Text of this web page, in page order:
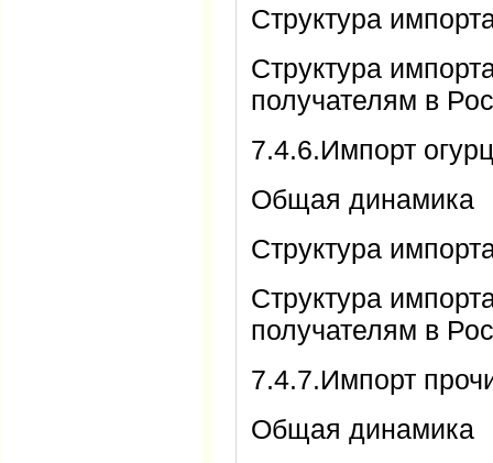
Структура
Структура
получателям в
7.4.6.Импорт
Общая динамика
Структура
Структура
получателям в
7.4.7.Импорт
Общая динамика